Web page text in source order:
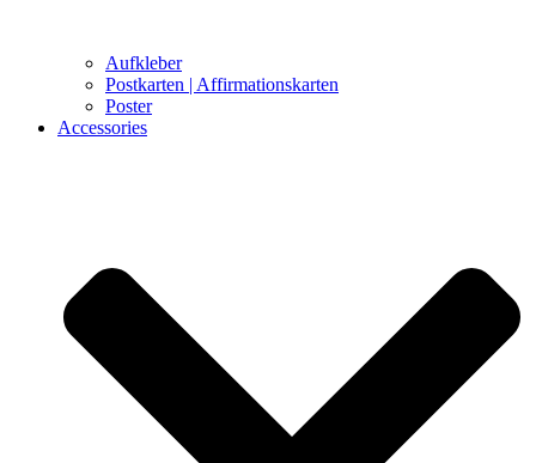
Aufkleber
Postkarten | Affirmationskarten
Poster
Accessories